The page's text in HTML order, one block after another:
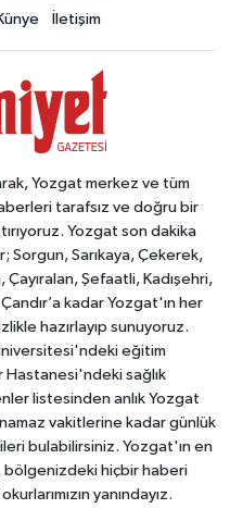
İletişim
Yozgat merkez ve tüm
tarafsız ve doğru bir
Yozgat son dakika
Sarıkaya, Çekerek,
Şefaatli, Kadışehri,
kadar Yozgat'ın her
hazırlayıp sunuyoruz.
eğitim
sağlık
listesinden anlık Yozgat
vakitlerine kadar günlük
bulabilirsiniz. Yozgat'ın en
bölgenizdeki hiçbir haberi
yanındayız.